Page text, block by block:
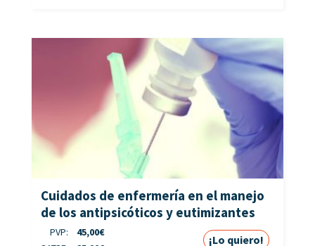
Cuidados de enfermería en el manejo
de los antipsicóticos y eutimizantes
PVP: 45,00€
¡Lo quiero!